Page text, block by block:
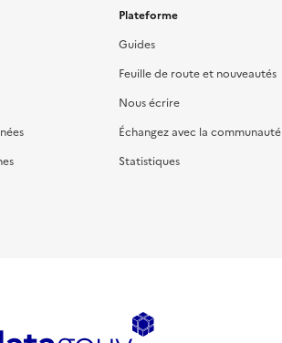
Plateforme
Guides
Feuille de route et nouveautés
Nous écrire
Échangez avec la communauté
Statistiques